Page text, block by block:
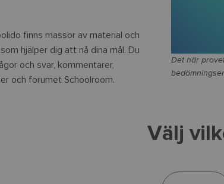
finns massor av material och
hjälper dig att nå dina mål. Du
och svar, kommentarer,
och forumet Schoolroom.
Det här
Välj